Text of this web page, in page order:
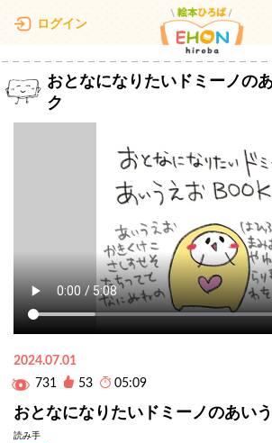
ログイン
おとなになりたいドミーノの
ク
2024.07.01
731
53 05:09
おとなになりたいドミーノのあい
読み手